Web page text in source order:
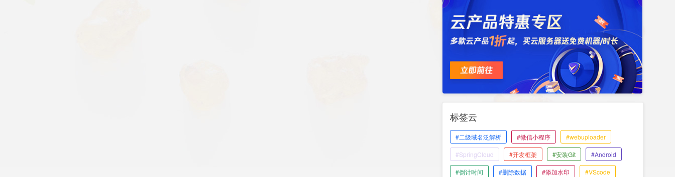
标签云
#二级域名泛解析 #微信小程序 #webuploader
#SpringCloud #开发框架 #安装Git #Android
#倒计时间 #删除数据 #添加水印 #VScode